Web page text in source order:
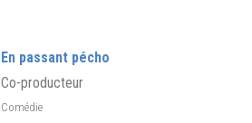
En passant pécho
Co-producteur
Comédie